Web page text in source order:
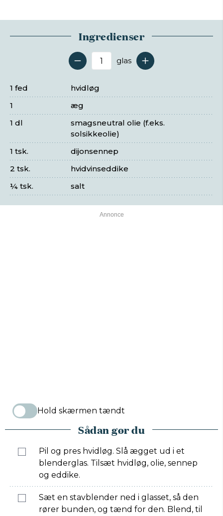
Ingredienser
Antal serveringer
glas
hvidløg
1 fed
æg
1
smagsneutral olie (f.eks.
solsikkeolie)
1 dl
dijonsennep
1 tsk.
hvidvinseddike
2 tsk.
salt
¼ tsk.
Hold skærmen tændt
Sådan gør du
Pil og pres hvidløg. Slå ægget ud i et
blenderglas. Tilsæt hvidløg, olie, sennep
og eddike.
Sæt en stavblender ned i glasset, så den
rører bunden, og tænd for den. Blend, til